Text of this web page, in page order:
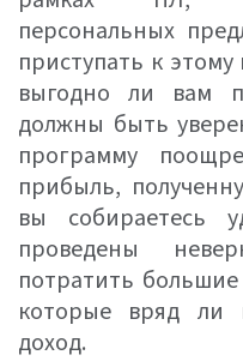
персональных
приступать к
выгодно ли вам
должны быть
программу
прибыль,
вы собираетесь
проведены
потратить
которые вряд ли
доход.